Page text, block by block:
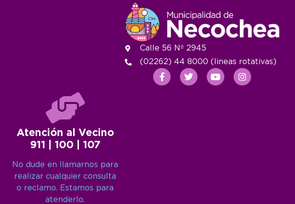
Atención al Vecino
911 | 100 | 107
No dude en llamarnos para
realizar cualquier consulta
o reclamo. Estamos para
atenderlo.
Calle 56 Nº 2945
(02262) 44 8000 (lineas rotativas)